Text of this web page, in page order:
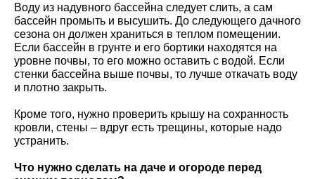
Воду из надувного бассейна следует слить, а сам
бассейн промыть и высушить. До следующего дачного
сезона он должен храниться в теплом помещении.
Если бассейн в грунте и его бортики находятся на
уровне почвы, то его можно оставить с водой. Если
стенки бассейна выше почвы, то лучше откачать воду
и плотно закрыть.
Кроме того, нужно проверить крышу на сохранность
кровли, стены – вдруг есть трещины, которые надо
устранить.
Что нужно сделать на даче и огороде перед